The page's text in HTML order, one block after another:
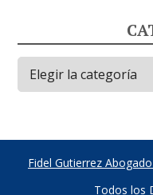
Categorías
Fidel Gutierrez
Todos los